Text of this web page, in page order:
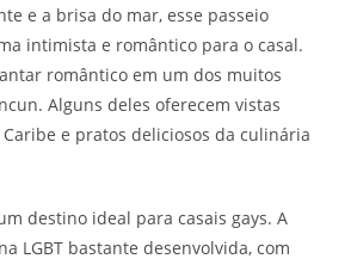
e a brisa do mar, esse passeio
intimista e romântico para o casal.
romântico em um dos muitos
Alguns deles oferecem vistas
e pratos deliciosos da culinária
destino ideal para casais gays. A
LGBT bastante desenvolvida, com